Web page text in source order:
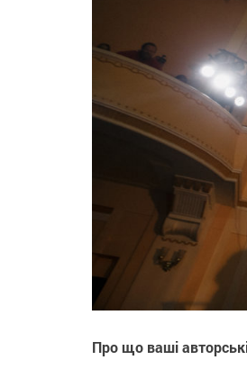
Про що ваші